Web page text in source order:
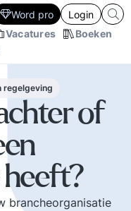
Vacatures
Boeken
Word pro Login
regelgeving
of
brancheorganisatie